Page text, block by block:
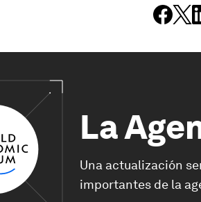
La
Una actualización
importantes de la